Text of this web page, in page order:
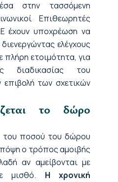
στην τασσόμενη
Επιθεωρητές
έχουν υποχρέωση να
ελέγχους
πλήρη ετοιμότητα, για
διαδικασίας του
των σχετικών
το δώρο
του ποσού του δώρου
ο τρόπος αμοιβής
αν αμείβονται με
μισθό. Η χρονική